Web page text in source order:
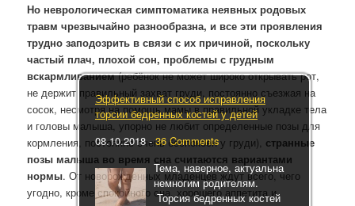
Но неврологическая симптоматика неявных родовых
травм чрезвычайно разнообразна, и все эти проявления
трудно заподозрить в связи с их причиной, поскольку
частый плач, плохой сон, проблемы с грудным
вскармливанием(ребёнок не может широко открывать рот,
не держит правильный захват груди, постоянно съезжая на
сосок, несмотря на помощь мамы в правильной укладке тела
и головы малыша, упорно не любит определенные позы для
кормления, постоянно очень беспокоен у груди), странные
позы малыша во время сна считаются вариантами
нормы. От новорожденных младенцев ждут всего, чего
угодно, кроме спокойного сна, хорошего аппетита и
Эффективный способ исправления
торсии бедренных костей у детей
08.10.2018-36 Comments
Тема, наверное, актуальна
немногим родителям.
Торсия бедренных костей